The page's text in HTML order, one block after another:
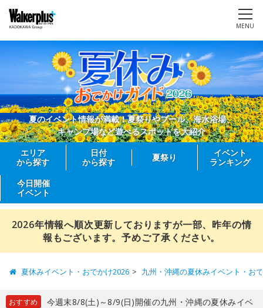
MENU
夏のイベント情報が満載！夏祭りやプール、海水浴場、
キャンプ場など遊べるスポットを大紹介
エリア
から探す
日付
から探す
夏祭り
イベント
ランキング
今日開催
イベント
2026年情報へ順次更新しておりますが一部、昨年の情
報もございます。予めご了承ください。
夏休みイベント・おでかけ2026 九州・沖縄の夏休みイベント・お
おすすめ
今週末8/8(土)～8/9(日)開催の九州・沖縄の夏休みイベ